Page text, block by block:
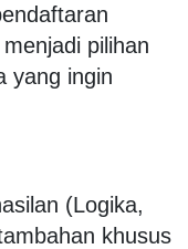
pilihan
yang ingin
(Logika,
khusus